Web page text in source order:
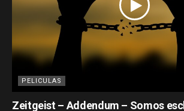
PELICULAS
Zeitgeist – Addendum – Somos